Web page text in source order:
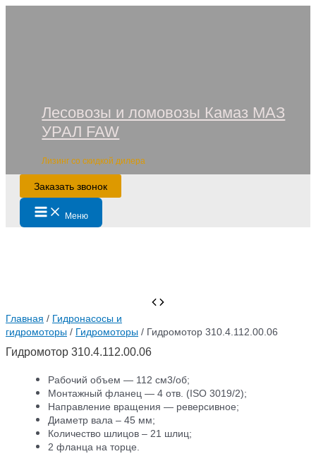
Лесовозы и ломовозы Камаз МАЗ
УРАЛ FAW
Лизинг со скидкой дилера
Заказать звонок
Main
Menu Меню
Главная / Гидронасосы и
гидромоторы / Гидромоторы / Гидромотор 310.4.112.00.06
Гидромотор 310.4.112.00.06
Рабочий объем — 112 см3/об;
Монтажный фланец — 4 отв. (ISO 3019/2);
Направление вращения — реверсивное;
Диаметр вала – 45 мм;
Количество шлицов – 21 шлиц;
2 фланца на торце.